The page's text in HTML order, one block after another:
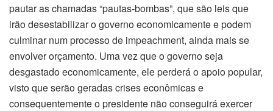
pautar as chamadas “pautas-bombas”, que são leis que
irão desestabilizar o governo economicamente e podem
culminar num processo de impeachment, ainda mais se
envolver orçamento. Uma vez que o governo seja
desgastado economicamente, ele perderá o apoio popular,
visto que serão geradas crises econômicas e
consequentemente o presidente não conseguirá exercer